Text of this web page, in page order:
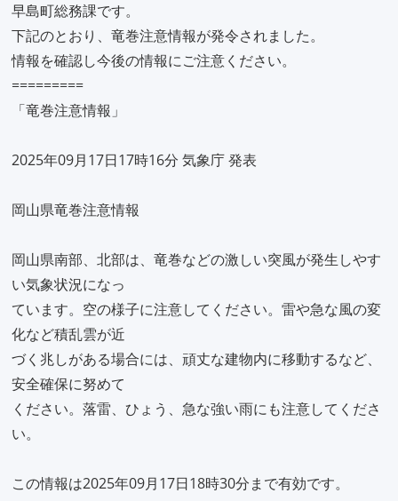
早島町総務課です。
下記のとおり、竜巻注意情報が発令されました。
情報を確認し今後の情報にご注意ください。
=========
「竜巻注意情報」
2025年09月17日17時16分 気象庁 発表
岡山県竜巻注意情報
岡山県南部、北部は、竜巻などの激しい突風が発生しやす
い気象状況になっ
ています。空の様子に注意してください。雷や急な風の変
化など積乱雲が近
づく兆しがある場合には、頑丈な建物内に移動するなど、
安全確保に努めて
ください。落雷、ひょう、急な強い雨にも注意してくださ
い。
この情報は2025年09月17日18時30分まで有効です。